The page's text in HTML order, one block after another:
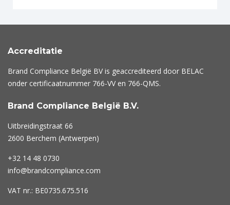
Accreditatie
Brand Compliance België BV is geaccrediteerd door BELAC
onder certificaatnummer 766-VVen 766-QMS.
Brand Compliance België B.V.
Uitbreidingstraat 66
2600 Berchem (Antwerpen)
+32 14 48 0730
info@brandcompliance.com
VAT nr.: BE0735.675.516